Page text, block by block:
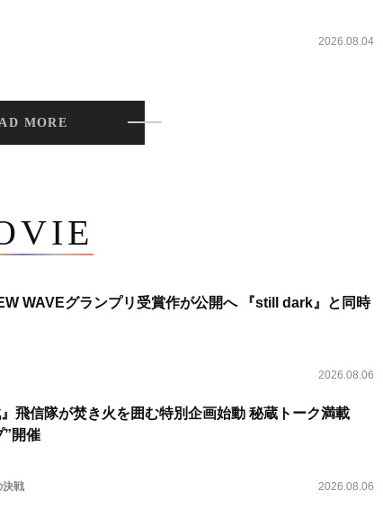
2026.08.04
MORE
WAVEグランプリ受賞作が公開へ 『still dark』と同時
2026.08.06
』飛信隊が焚き火を囲む特別企画始動 秘蔵トーク満載
”開催
決戦 2026.08.06